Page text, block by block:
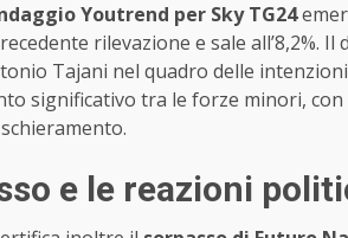
Youtrend per Sky TG24
rilevazione e sale
Tajani nel quadro delle
significativo tra le forze minori,
e le reazioni